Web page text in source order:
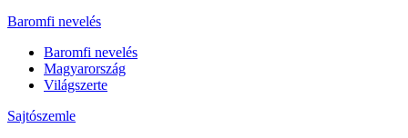
Baromfi nevelés
Baromfi nevelés
Magyarország
Világszerte
Sajtószemle